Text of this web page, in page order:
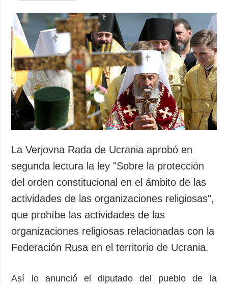
Política
Economía
Defensa
Sociedad y
Cultura
Deportes
Crimen
Desastres y
servicios
Política de
privacidad y
protección de
datos personales
ADICIONAL
Podcasts
Publicaciones
Entrevistas
Fotos
Video
SERVICIOS
Suscripción
Banco de
imágenes
La Verjovna Rada de Ucrania aprobó en
segunda lectura la ley "Sobre la protección
del orden constitucional en el ámbito de las
actividades de las organizaciones religiosas",
que prohíbe las actividades de las
organizaciones religiosas relacionadas con la
Federación Rusa en el territorio de Ucrania.
Así lo anunció el diputado del pueblo de la